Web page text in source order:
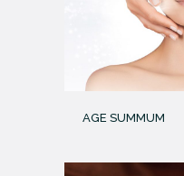
AGE SUMMUM